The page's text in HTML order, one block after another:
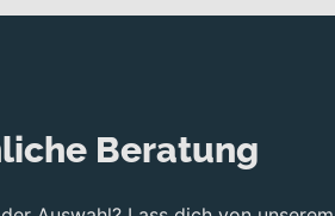
ist und die Basis für ein
SRAM Force AXS mit 160/160mm
und feiner Dosierbarkeit.
Beratung